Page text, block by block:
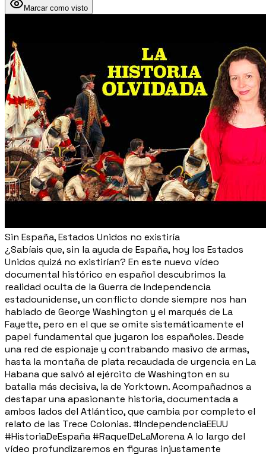
Marcar como visto
Sin España, Estados Unidos no existiría
¿Sabíais que, sin la ayuda de España, hoy los Estados
Unidos quizá no existirían? En este nuevo vídeo
documental histórico en español descubrimos la
realidad oculta de la Guerra de Independencia
estadounidense, un conflicto donde siempre nos han
hablado de George Washington y el marqués de La
Fayette, pero en el que se omite sistemáticamente el
papel fundamental que jugaron los españoles. Desde
una red de espionaje y contrabando masivo de armas,
hasta la montaña de plata recaudada de urgencia en La
Habana que salvó al ejército de Washington en su
batalla más decisiva, la de Yorktown. Acompañadnos a
destapar una apasionante historia, documentada a
ambos lados del Atlántico, que cambia por completo el
relato de las Trece Colonias. #IndependenciaEEUU
#HistoriaDeEspaña #RaquelDeLaMorena A lo largo del
vídeo profundizaremos en figuras injustamente